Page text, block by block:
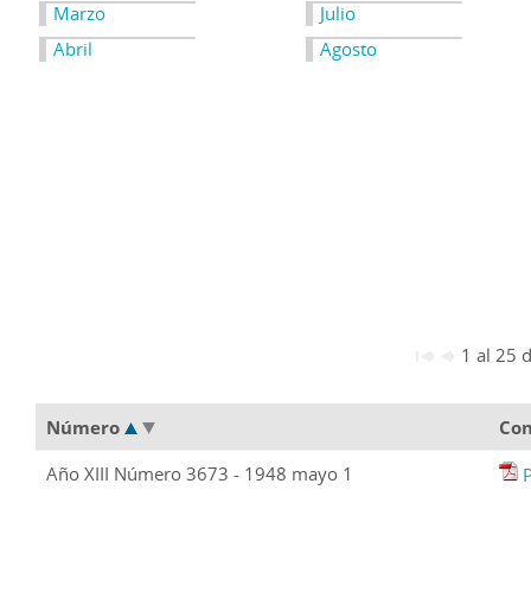
Marzo
Abril
Julio
Agosto
1 al 25
Número
Año XIII Número 3673 - 1948 mayo 1